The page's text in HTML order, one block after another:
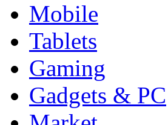
Mobile
Tablets
Gaming
Gadgets & PC